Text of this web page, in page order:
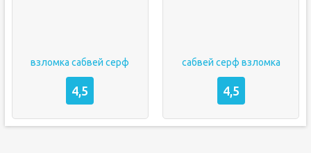
взломка сабвей серф
4,5
сабвей серф взломка
4,5